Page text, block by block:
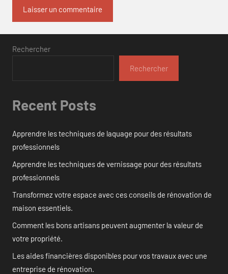
Rechercher
Rechercher
Recent Posts
Apprendre les techniques de laquage pour des résultats
professionnels
Apprendre les techniques de vernissage pour des résultats
professionnels
Transformez votre espace avec ces conseils de rénovation de
maison essentiels.
Comment les bons artisans peuvent augmenter la valeur de
votre propriété.
Les aides financières disponibles pour vos travaux avec une
entreprise de rénovation.